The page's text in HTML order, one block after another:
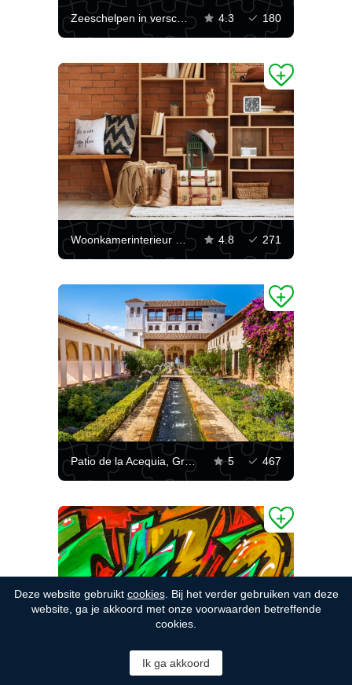
Zee­schelpen in verschillende vormen 4.3 180
Woonkamerinterieur met een houten wandkast 4.8 271
Patio de la Acequia, Granada 5 467
Deze website gebruikt cookies. Bij het verder gebruiken van deze
website, ga je akkoord met onze voorwaarden betreffende
cookies.